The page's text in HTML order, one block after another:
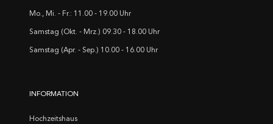
Mo., Mi. - Fr.: 11.00 - 19.00 Uhr
Samstag (Okt. - Mrz.) 09.30 - 18.00 Uhr
Samstag (Apr. - Sep.) 10.00 - 16.00 Uhr
INFORMATION
Hochzeitshaus